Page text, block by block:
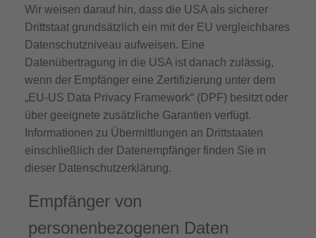
Wir weisen darauf hin, dass die USA als sicherer
Drittstaat grundsätzlich ein mit der EU vergleichbares
Datenschutzniveau aufweisen. Eine
Datenübertragung in die USA ist danach zulässig,
wenn der Empfänger eine Zertifizierung unter dem
„EU-US Data Privacy Framework“ (DPF) besitzt oder
über geeignete zusätzliche Garantien verfügt.
Informationen zu Übermittlungen an Drittstaaten
einschließlich der Datenempfänger finden Sie in
dieser Datenschutzerklärung.
Empfänger von
personenbezogenen Daten